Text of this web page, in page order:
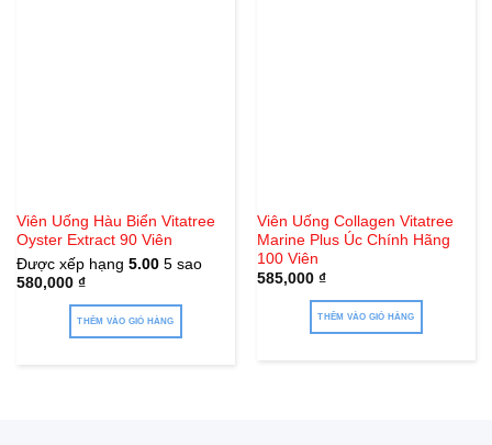
Viên Uống Hàu Biển Vitatree
Oyster Extract 90 Viên
Được xếp hạng 5.005 sao
580,000 ₫
THÊM VÀO GIỎ HÀNG
Viên Uống Collagen Vitatree
Marine Plus Úc Chính Hãng
100 Viên
585,000 ₫
THÊM VÀO GIỎ HÀNG